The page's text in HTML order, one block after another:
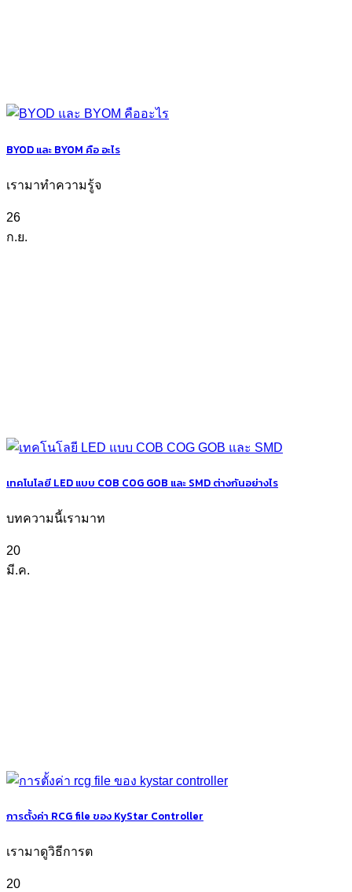
BYOD และ BYOM คือ อะไร
เรามาทำความรู้จ
26
ก.ย.
เทคโนโลยี LED แบบ COB COG GOB และ SMD ต่างกันอย่างไร
บทความนี้เรามาท
20
มี.ค.
การตั้งค่า RCG file ของ KyStar Controller
เรามาดูวิธีการต
20